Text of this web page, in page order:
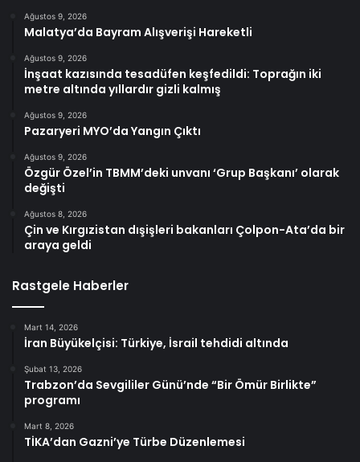
Ağustos 9, 2026
Malatya’da Bayram Alışverişi Hareketli
Ağustos 9, 2026
İnşaat kazısında tesadüfen keşfedildi: Toprağın iki
metre altında yıllardır gizli kalmış
Ağustos 9, 2026
Pazaryeri MYO’da Yangın Çıktı
Ağustos 9, 2026
Özgür Özel’in TBMM’deki unvanı ‘Grup Başkanı’ olarak
değişti
Ağustos 8, 2026
Çin ve Kırgızistan dışişleri bakanları Çolpon-Ata’da bir
araya geldi
Rastgele Haberler
Mart 14, 2026
İran Büyükelçisi: Türkiye, İsrail tehdidi altında
Şubat 13, 2026
Trabzon’da Sevgililer Günü’nde “Bir Ömür Birlikte”
programı
Mart 8, 2026
TİKA’dan Gazni’ye Türbe Düzenlemesi